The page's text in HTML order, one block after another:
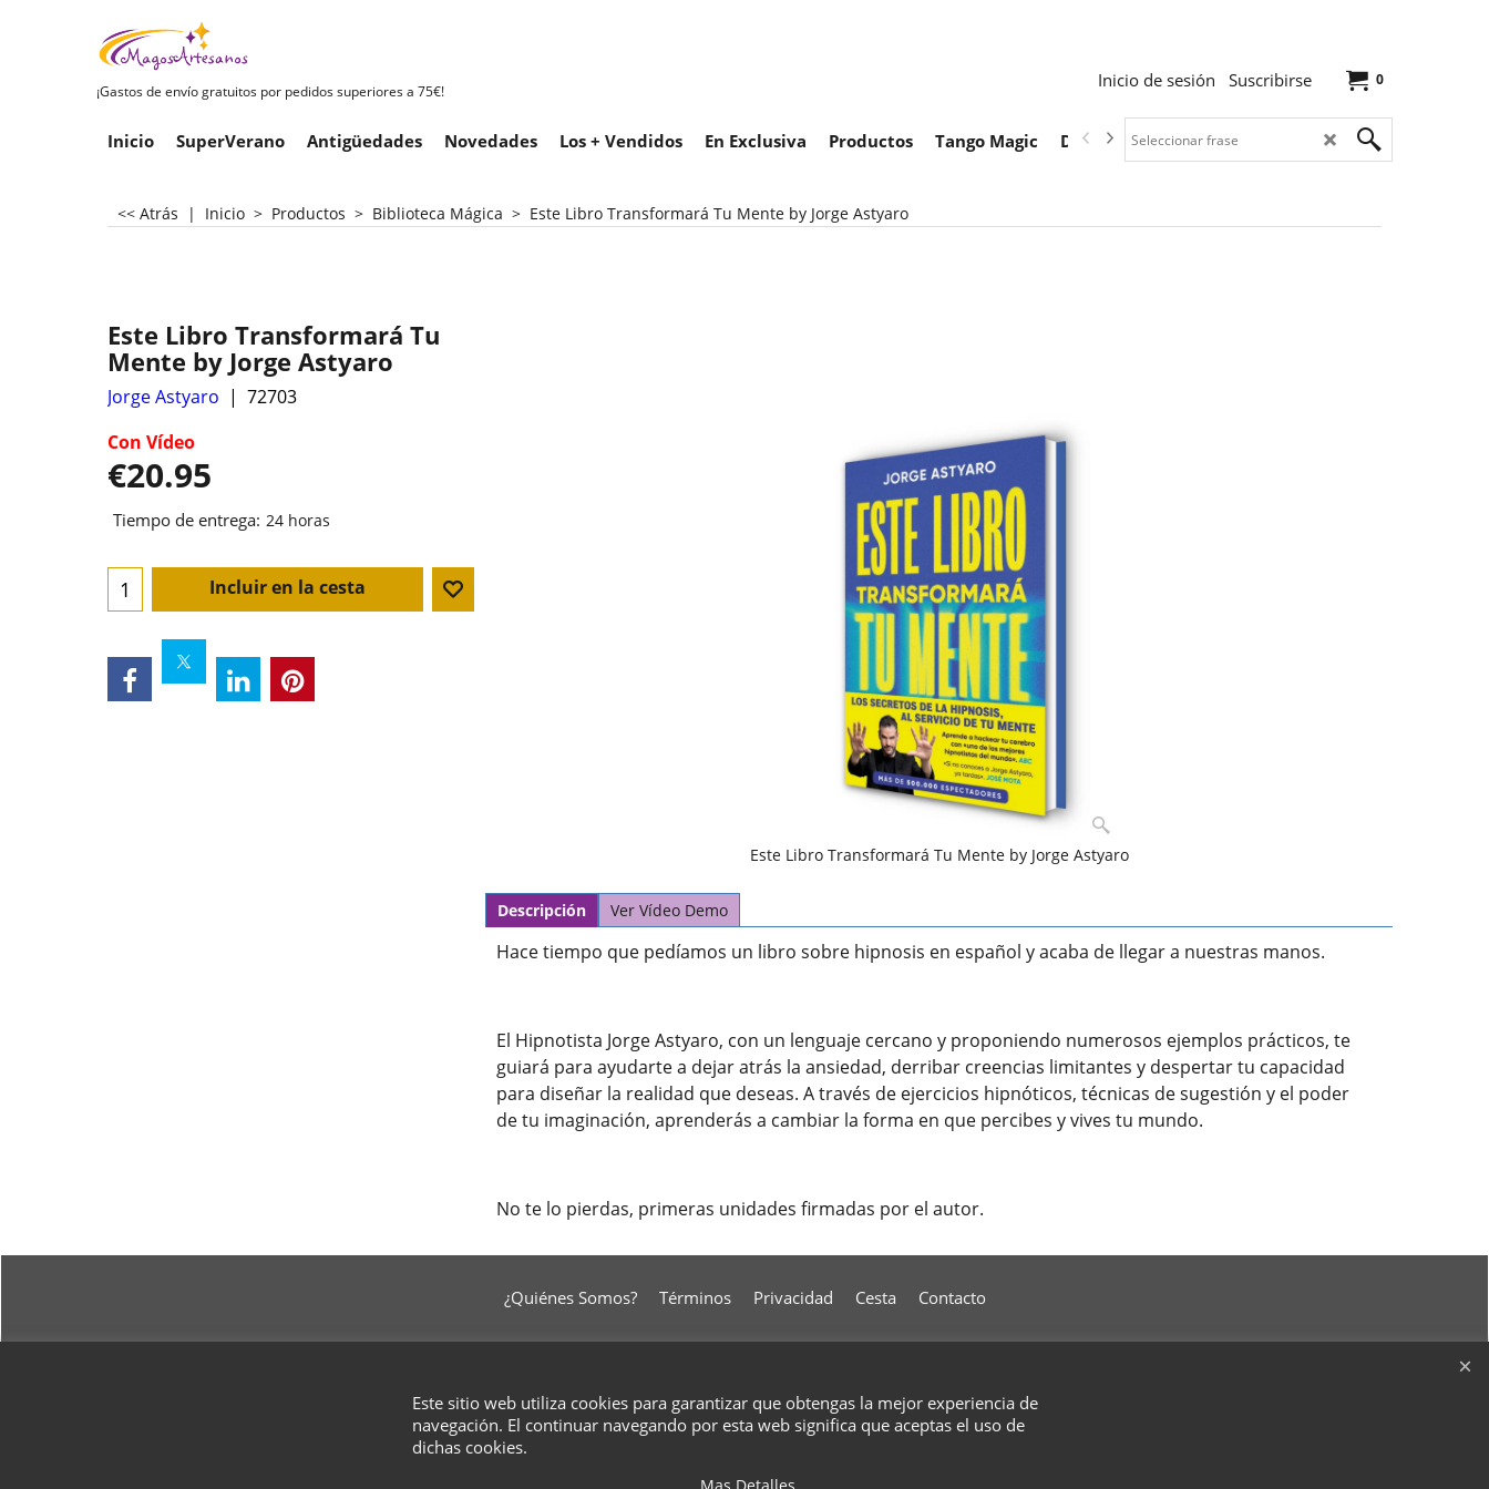
¡Gastos de envío gratuitos por pedidos superiores a 75€!
0
Inicio de sesión Suscribirse
Inicio SuperVerano Antigüedades Novedades Los + Vendidos En Exclusiva Productos Tango Magic Descargas
<< Atrás | Inicio > Productos > Biblioteca Mágica > Este Libro Transformará Tu Mente by Jorge Astyaro
Este Libro Transformará Tu Mente by Jorge Astyaro
Este Libro Transformará Tu
Mente by Jorge Astyaro
Jorge Astyaro
72703
Con Vídeo
€20.95
Tiempo de entrega: 24 horas
Incluir en la cesta
Descripción Ver Vídeo Demo
Hace tiempo que pedíamos un libro sobre hipnosis en español y acaba de llegar a nuestras manos.
El Hipnotista Jorge Astyaro, con un lenguaje cercano y proponiendo numerosos ejemplos prácticos, te
guiará para ayudarte a dejar atrás la ansiedad, derribar creencias limitantes y despertar tu capacidad
para diseñar la realidad que deseas. A través de ejercicios hipnóticos, técnicas de sugestión y el poder
de tu imaginación, aprenderás a cambiar la forma en que percibes y vives tu mundo.
No te lo pierdas, primeras unidades firmadas por el autor.
¿Quiénes Somos? Términos Privacidad Cesta Contacto
ShopFactory eCommerce
software was used.
Este sitio web utiliza cookies para garantizar que obtengas la mejor experiencia de
navegación. El continuar navegando por esta web significa que aceptas el uso de
dichas cookies.
Mas Detalles